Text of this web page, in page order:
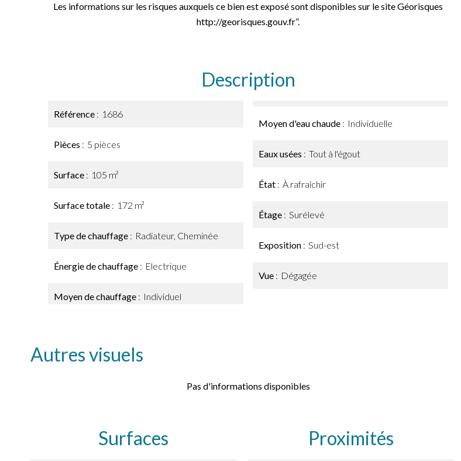
Les informations sur les risques auxquels ce bien est exposé sont disponibles sur le site Géorisques
http://georisques.gouv.fr”.
Description
Référence 1686
Pièces 5 pièces
Surface 105 m²
Surface totale 172 m²
Type de chauffage Radiateur, Cheminée
Énergie de chauffage Electrique
Moyen de chauffage Individuel
Moyen d'eau chaude Individuelle
Eaux usées Tout à l'égout
État À rafraîchir
Étage Surélevé
Exposition Sud-est
Vue Dégagée
Autres visuels
Pas d'informations disponibles
Surfaces Proximités